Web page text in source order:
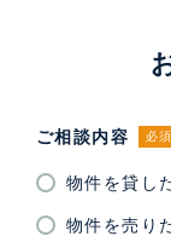
ご相談内容 必須
物件を貸し
物件を売り